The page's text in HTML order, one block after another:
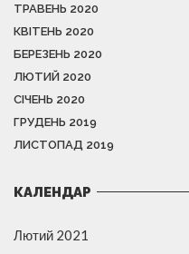
ТРАВЕНЬ 2020
КВІТЕНЬ 2020
БЕРЕЗЕНЬ 2020
ЛЮТИЙ 2020
СІЧЕНЬ 2020
ГРУДЕНЬ 2019
ЛИСТОПАД 2019
КАЛЕНДАР
Лютий 2021